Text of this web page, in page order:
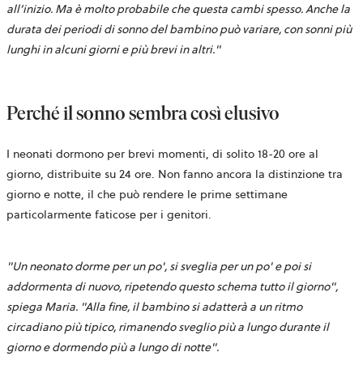
all’inizio. Ma è molto probabile che questa cambi spesso. Anche la
durata dei periodi di sonno del bambino può variare, con sonni più
lunghi in alcuni giorni e più brevi in altri."
Perché il sonno sembra così elusivo
I neonati dormono per brevi momenti, di solito 18-20 ore al
giorno, distribuite su 24 ore. Non fanno ancora la distinzione tra
giorno e notte, il che può rendere le prime settimane
particolarmente faticose per i genitori.
"Un neonato dorme per un po', si sveglia per un po' e poi si
addormenta di nuovo, ripetendo questo schema tutto il giorno",
spiega Maria. "Alla fine, il bambino si adatterà a un ritmo
circadiano più tipico, rimanendo sveglio più a lungo durante il
giorno e dormendo più a lungo di notte".